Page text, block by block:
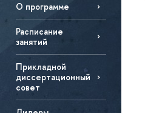
О программе
Расписание
занятий
Прикладной
диссертационный
совет